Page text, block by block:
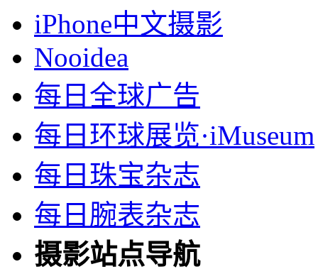
iPhone中文摄影
Nooidea
每日全球广告
每日环球展览·iMuseum
每日珠宝杂志
每日腕表杂志
摄影站点导航